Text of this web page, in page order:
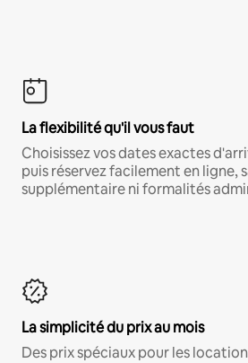
La flexibilité qu'il vous faut
Choisissez vos dates exactes
puis réservez facilement en ligne,
supplémentaire ni formalités
La simplicité du prix au mois
Des prix spéciaux pour les